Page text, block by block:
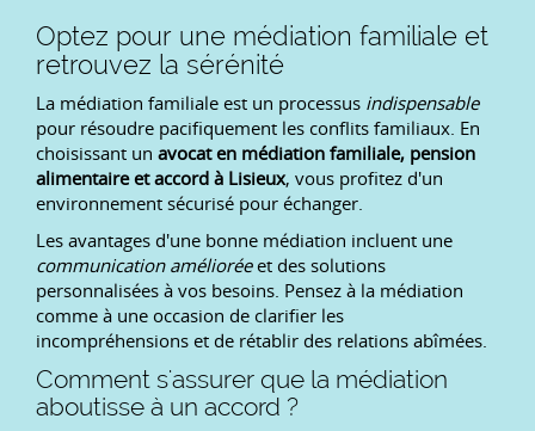
Optez pour une médiation familiale et
retrouvez la sérénité
La médiation familiale est un processus indispensable
pour résoudre pacifiquement les conflits familiaux. En
choisissant un avocat en médiation familiale, pension
alimentaire et accord à Lisieux, vous profitez d'un
environnement sécurisé pour échanger.
Les avantages d'une bonne médiation incluent une
communication amélioréeet des solutions
personnalisées à vos besoins. Pensez à la médiation
comme à une occasion de clarifier les
incompréhensions et de rétablir des relations abîmées.
Comment s'assurer que la médiation
aboutisse à un accord ?